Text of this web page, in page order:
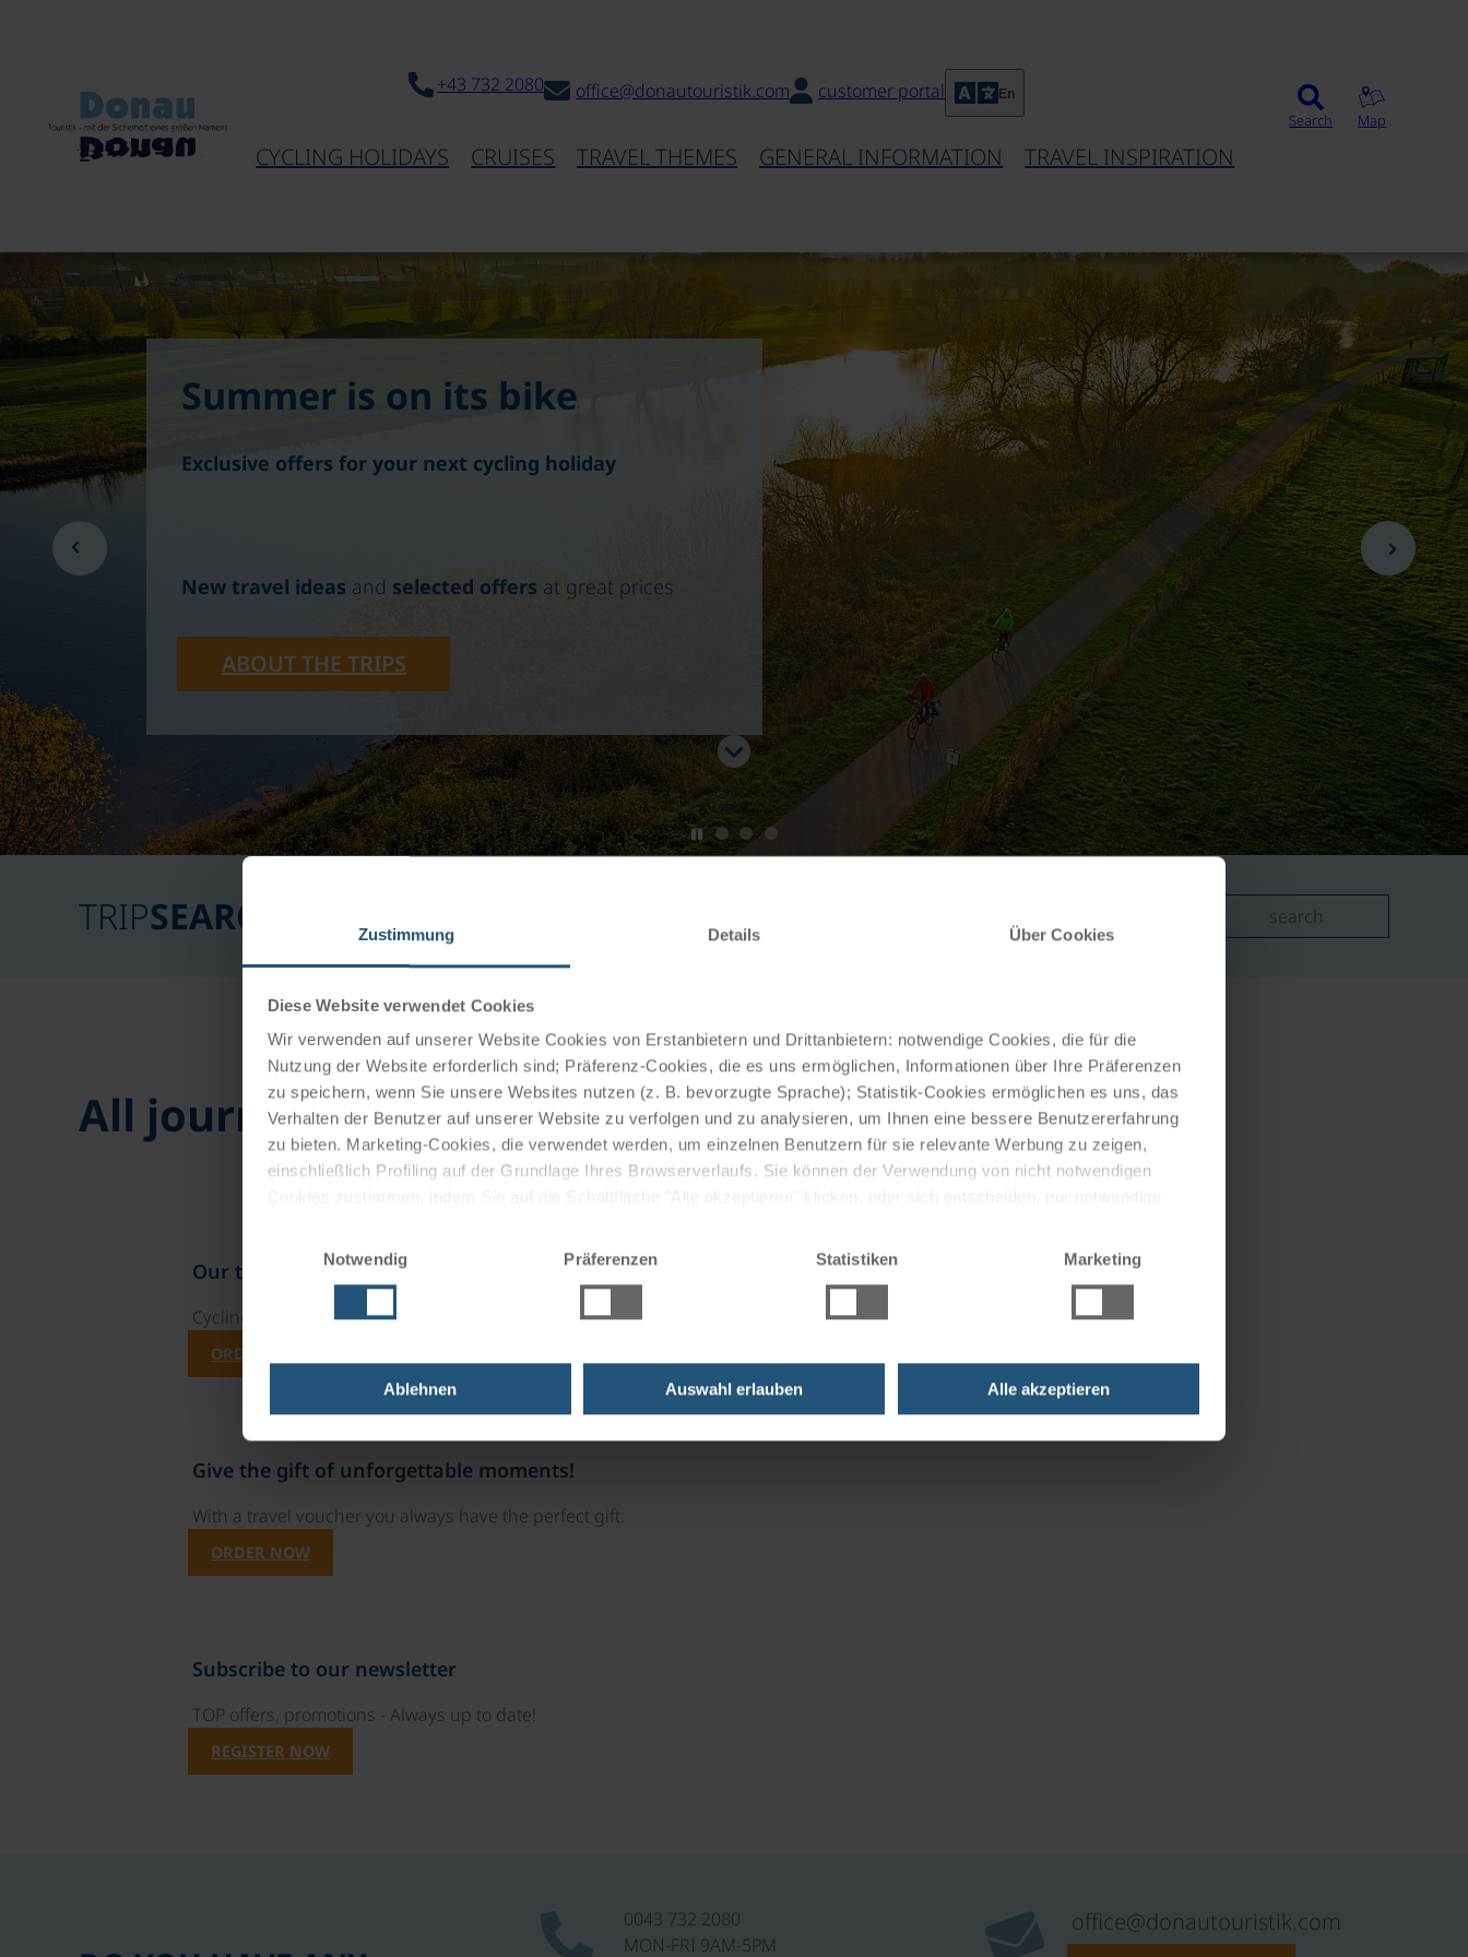
Zustimmung Details Über Cookies
Diese Website verwendet Cookies
Wir verwenden auf unserer Website Cookies von Erstanbietern und Drittanbietern: notwendige Cookies, die für die
Nutzung der Website erforderlich sind; Präferenz-Cookies, die es uns ermöglichen, Informationen über Ihre Präferenzen
zu speichern, wenn Sie unsere Websites nutzen (z. B. bevorzugte Sprache); Statistik-Cookies ermöglichen es uns, das
Verhalten der Benutzer auf unserer Website zu verfolgen und zu analysieren, um Ihnen eine bessere Benutzererfahrung
zu bieten. Marketing-Cookies, die verwendet werden, um einzelnen Benutzern für sie relevante Werbung zu zeigen,
einschließlich Profiling auf der Grundlage Ihres Browserverlaufs. Sie können der Verwendung von nicht notwendigen
Impressum Datenschutz
Notwendig
Präferenzen Statistiken Marketing
Ablehnen Auswahl erlauben Alle akzeptieren
+43 732 2080 office@donautouristik.com customer portal En
CYCLING HOLIDAYS CRUISES TRAVEL THEMES GENERAL INFORMATION TRAVEL INSPIRATION
Search Map
Summer is on its bike
Exclusive offers for your next cycling holiday
New travel ideas and selected offers at great prices
ABOUT THE TRIPS
TRIPSEARCH search
All journeys
Our travel catalogues
Cycling holidays, cruises and cycle cruises
ORDER NOW FREE OF CHARGE
Give the gift of unforgettable moments!
With a travel voucher you always have the perfect gift.
ORDER NOW
Subscribe to our newsletter
TOP offers, promotions - Always up to date!
REGISTER NOW
0043 732 2080
MON-FRI 9AM-5PM
office@donautouristik.com